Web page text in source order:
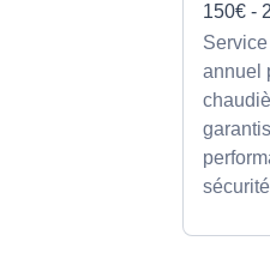
150€ -
annuel